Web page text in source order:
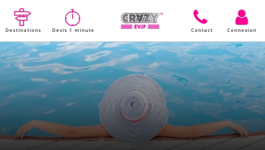
Destinations Devis 1 minute Contact Connexion